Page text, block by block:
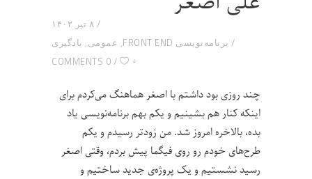
۸ تیر ۱۴۰۲
برنامه‌نویسی FRONT END
, عمومی, یادگیری
0 COMMENTS
۰
چند روزی بود داشتم با اصغر هماهنگ می‌کردم برای
اینکه کنار هم بشینیم و یکم بهم برنامه‌نویسی یاد
بده، بالاخره امروز شد. من زودتر رسیدم و یکم
طرح‌های خودم رو روی فیگما پیش بردم، وقتی اصغر
رسید نشستیم و یک پروژه‌ی جدید ساختیم و